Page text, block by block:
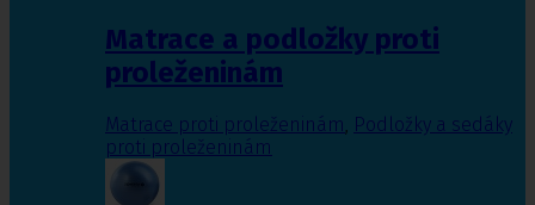
Matrace a podložky proti
proleženinám
Matrace proti proleženinám, Podložky a sedáky
proti proleženinám